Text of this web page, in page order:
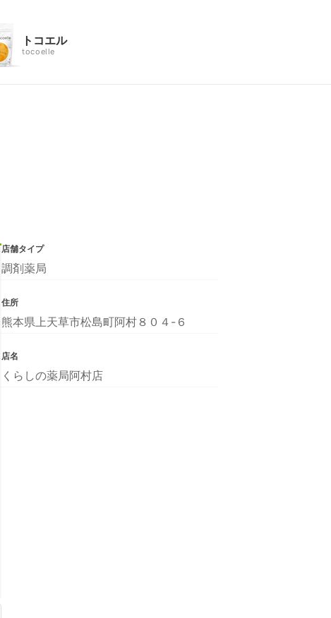
トコエル
tocoelle
店舗タイプ
調剤薬局
住所
熊本県上天草市松島町阿村８０４-６
店名
くらしの薬局阿村店